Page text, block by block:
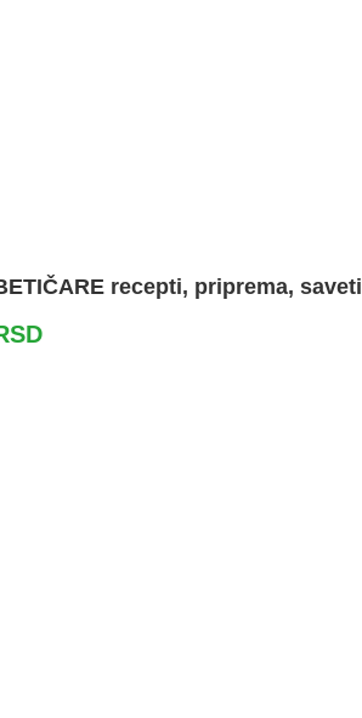
recepti, priprema, saveti